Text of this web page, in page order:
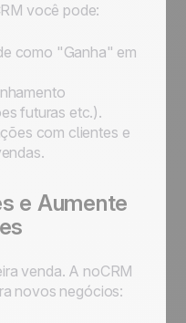
você pode:
como "Ganha" em
futuras etc.).
com clientes e
e Aumente
venda. A noCRM
novos negócios: